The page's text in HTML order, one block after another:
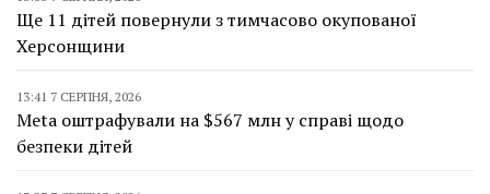
Ще 11 дітей повернули з тимчасово окупованої
Херсонщини
13:41 7 СЕРПНЯ, 2026
Meta оштрафували на $567 млн у справі щодо
безпеки дітей